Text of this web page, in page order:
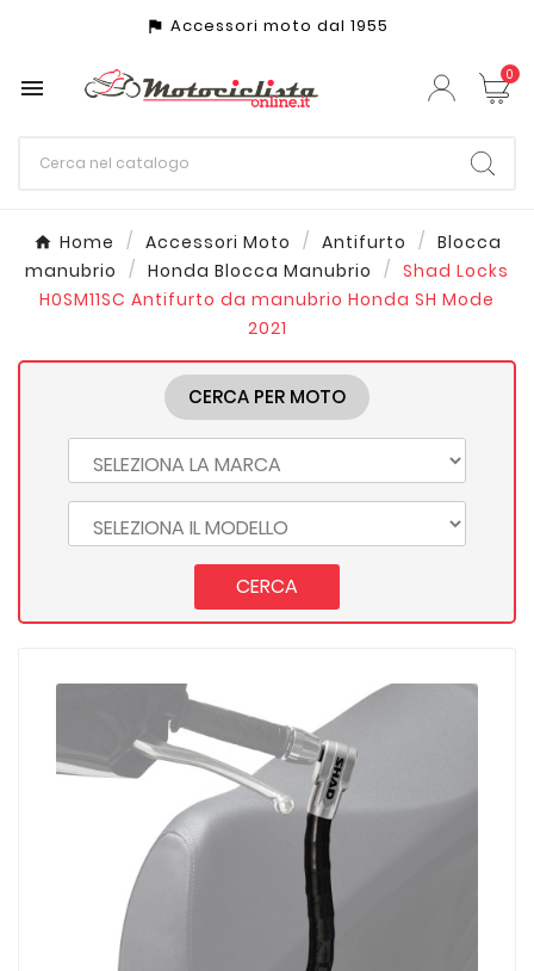
assistant_photo Accessori moto dal 1955
 0
Home Accessori Moto Antifurto
Blocca
manubrio
Honda Blocca Manubrio
Shad Locks
H0SM11SC Antifurto da manubrio Honda SH Mode
2021
CERCA PER MOTO
CERCA